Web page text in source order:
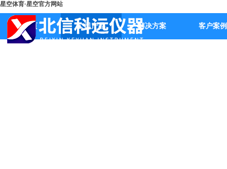
星空体育·星空官方网站
首页 公司产品 解决方案 客户案例